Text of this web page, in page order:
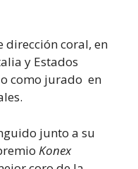
dirección coral, en
y Estados
como jurado en
junto a su
Konex